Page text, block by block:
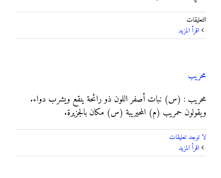
التعليقات
مالتي
Malti
محريب
محريب : (س) نبات أصفر اللون ذو رائحة ينقع ويشرب دواء.
ويقولون حمريب (م) المحيريبة (س) مكان بالجزيرة.
لا توجد تعليقات